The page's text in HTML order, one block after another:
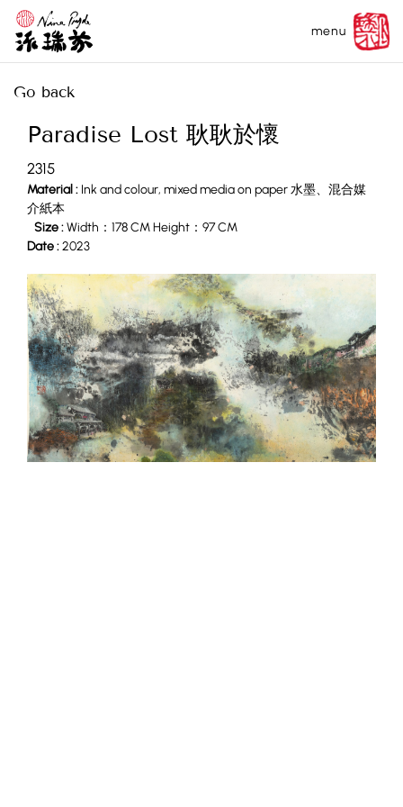
menu
Go back
Paradise Lost 耿耿於懷
2315
Material : Ink and colour, mixed media on paper 水墨、混合媒
介紙本
Size :Width：178 CM Height：97 CM
Date :2023